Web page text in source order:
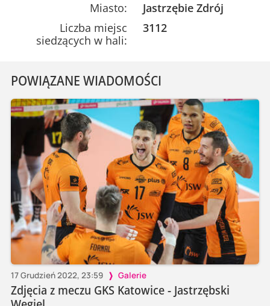
Miasto:
Jastrzębie Zdrój
Liczba miejsc
siedzących w hali:
3112
POWIĄZANE WIADOMOŚCI
17 Grudzień 2022, 23:59 Galerie
Zdjęcia z meczu GKS Katowice - Jastrzębski